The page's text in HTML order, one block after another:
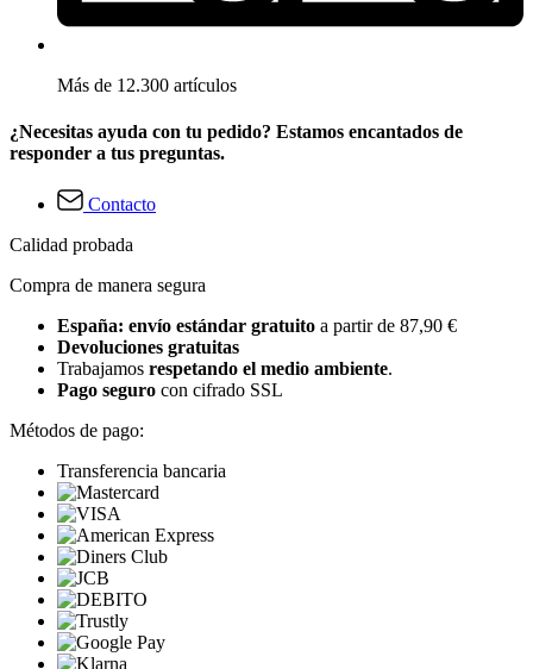
Más de 12.300 artículos
¿Necesitas ayuda con tu pedido? Estamos encantados de
responder a tus preguntas.
Contacto
Calidad probada
Compra de manera segura
España: envío estándar gratuito a partir de 87,90 €
Devoluciones gratuitas
Trabajamos respetando el medio ambiente.
Pago seguro con cifrado SSL
Métodos de pago:
Transferencia bancaria